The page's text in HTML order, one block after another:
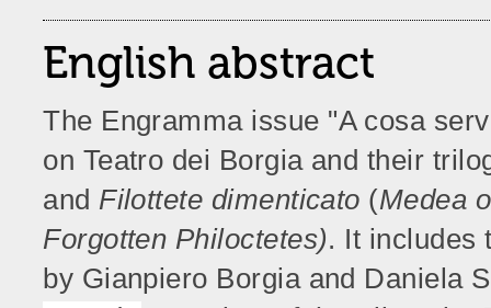
English abstract
The Engramma issue "A cosa
on Teatro dei Borgia and their
and Filottete dimenticato (Medea
Forgotten Philoctetes). It includes
by Gianpiero Borgia and Daniela